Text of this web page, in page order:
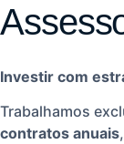
Investir com
Trabalhamos
contratos anuais